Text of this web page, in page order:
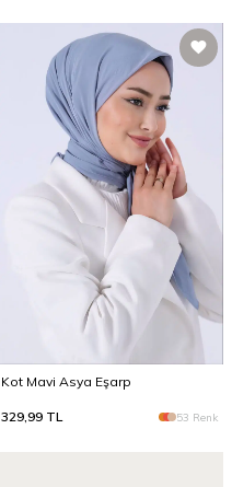
Kot Mavi Asya Eşarp
329,99 TL 53 Renk